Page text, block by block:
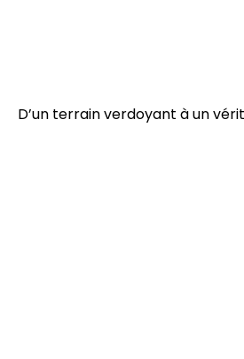
D’un terrain verdoyant à un